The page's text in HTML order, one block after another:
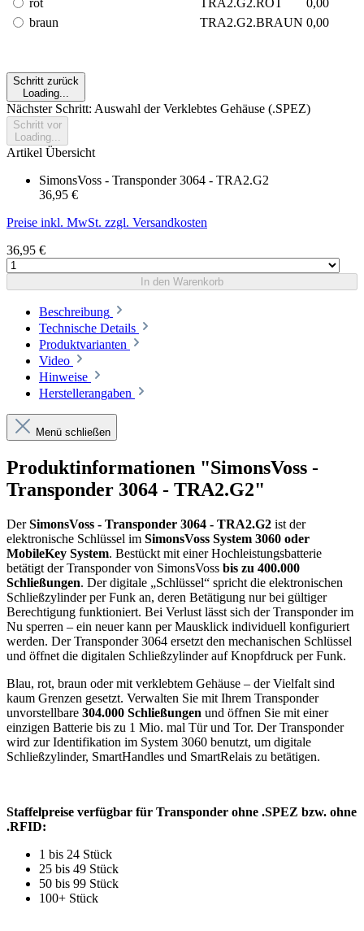
rot
TRA2.G2.ROT
0,00
braun
TRA2.G2.BRAUN 0,00
Schritt zurück
Loading...
Nächster Schritt: Auswahl der Verklebtes Gehäuse (.SPEZ)
Schritt vor
Loading...
Artikel Übersicht
SimonsVoss - Transponder 3064 - TRA2.G2
36,95 €
Preise inkl. MwSt. zzgl. Versandkosten
36,95 €
In den Warenkorb
Beschreibung
Technische Details
Produktvarianten
Video
Hinweise
Herstellerangaben
Menü schließen
Produktinformationen "SimonsVoss -
Transponder 3064 - TRA2.G2"
DerSimonsVoss - Transponder 3064 - TRA2.G2 ist der
elektronische Schlüssel im SimonsVoss System 3060 oder
MobileKey System. Bestückt mit einer Hochleistungsbatterie
betätigt der Transponder von SimonsVoss bis zu 400.000
Schließungen. Der digitale „Schlüssel“ spricht die elektronischen
Schließzylinder per Funk an, deren Betätigung nur bei gültiger
Berechtigung funktioniert. Bei Verlust lässt sich der Transponder im
Nu sperren – ein neuer kann per Mausklick individuell konfiguriert
werden. Der Transponder 3064 ersetzt den mechanischen Schlüssel
und öffnet die digitalen Schließzylinder auf Knopfdruck per Funk.
Blau, rot, braun oder mit verklebtem Gehäuse – der Vielfalt sind
kaum Grenzen gesetzt. Verwalten Sie mit Ihrem Transponder
unvorstellbare 304.000 Schließungen und öffnen Sie mit einer
einzigen Batterie bis zu 1 Mio. mal Tür und Tor. Der Transponder
wird zur Identifikation im System 3060 benutzt, um digitale
Schließzylinder, SmartHandles und SmartRelais zu betätigen.
Staffelpreise verfügbar für Transponder ohne .SPEZ bzw. ohne
.RFID:
1 bis 24 Stück
25 bis 49 Stück
50 bis 99 Stück
100+ Stück